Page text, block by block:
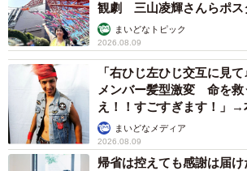
観劇 三山凌輝さんらポス
まいどなトピック
2026.08.09
「右ひじ左ひじ交互に見
メンバー髪型激変 命を救
え！！すごすぎます！」→
まいどなメディア
2026.08.09
帰省は控えても感謝は届